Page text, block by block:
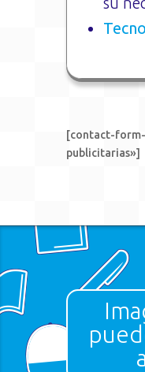
[contact-form-
publicitarias»]